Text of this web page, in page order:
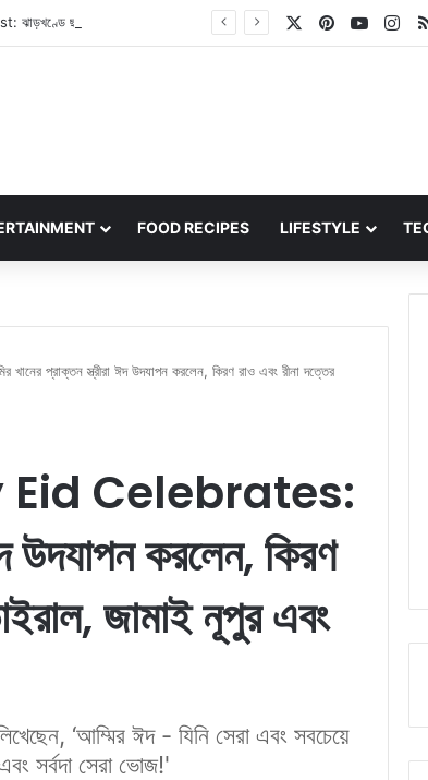
Pinterest
FOOD RECIPES LIFESTYLE
স্ত্রীরা ঈদ উদযাপন করলেন, কিরণ রাও এবং রীনা দত্তের
Celebrates:
উদযাপন করলেন, কিরণ
জামাই নূপুর এবং
‘আম্মির ঈদ - যিনি সেরা এবং সবচেয়ে
সর্বদা সেরা ভোজ!'